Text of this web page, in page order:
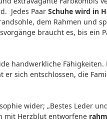
Jedes Paar Schuhe wird in
dem Rahmen und
braucht es, bis ein
handwerkliche Fähigkeiten.
er sich entschlossen, die
wider; „Bestes Leder
mit Herzblut entworfene